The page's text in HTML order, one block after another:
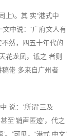
上)。其 实“港式中
文中说：“广府文人有
然，四五十年代的
花龙凤，诋之 者则
稿佬 多来自广州者
说：“所谓‘三及
至‘销声匿迹’，代之
”可见，“港式 中文”